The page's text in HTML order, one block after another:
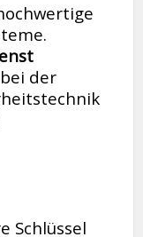
der
Schlüssel